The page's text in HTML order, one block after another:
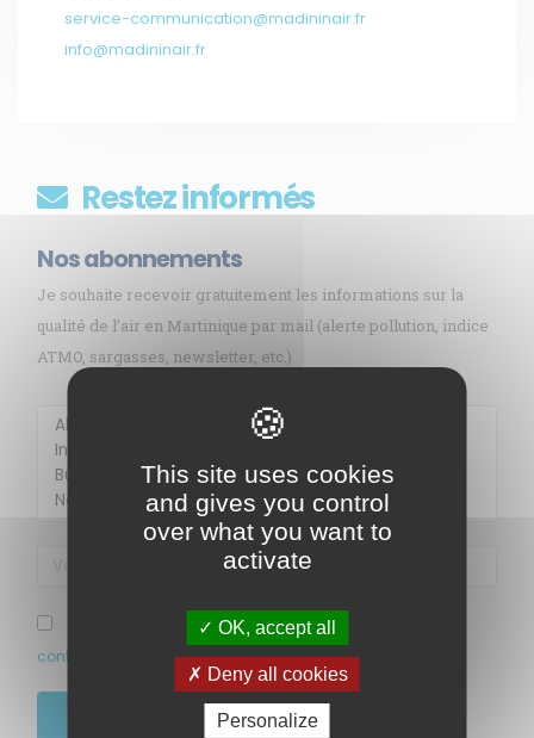
service-communication@madininair.fr
info@madininair.fr
Restez informés
Nos abonnements
Je souhaite recevoir gratuitement les informations sur la
qualité de l’air en Martinique par mail (alerte pollution, indice
ATMO, sargasses, newsletter, etc.)
J’ai pris connaissance et accepte la politique de
confidentialité de ce site
Membre de
This site uses cookies
and gives you control
over what you want to
activate
OK, accept all
Deny all cookies
Personalize